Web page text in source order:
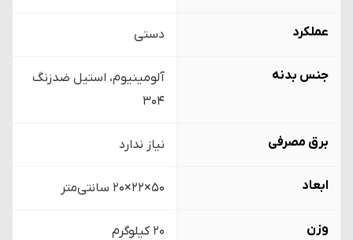
عملکرد دستی
جنس بدنه
آلومینیوم، استیل ضدزنگ
304
برق مصرفی نیاز ندارد
ابعاد 50×22×20 سانتی‌متر
وزن 20 کیلوگرم